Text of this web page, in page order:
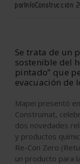
porInfoConstrucción
Se trata de un
sostenible del
pintado” que
evacuación de
Mapei presentó
Construmat,
dos novedades
y productos
Re-Con Zero
un producto para